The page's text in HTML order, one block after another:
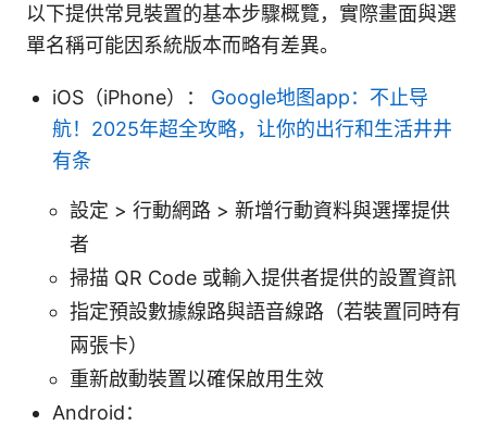
以下提供常見裝置的基本步驟概覽，實際畫面與選
單名稱可能因系統版本而略有差異。
iOS（iPhone）： Google地图app：不止导
航！2025年超全攻略，让你的出行和生活井井
有条
設定 > 行動網路 > 新增行動資料與選擇提供
者
掃描 QR Code 或輸入提供者提供的設置資訊
指定預設數據線路與語音線路（若裝置同時有
兩張卡）
重新啟動裝置以確保啟用生效
Android：